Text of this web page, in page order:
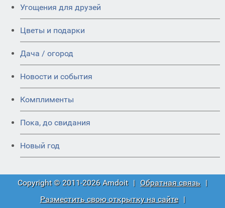
Угощения для друзей
Цветы и подарки
Дача / огород
Новости и события
Комплименты
Пока, до свидания
Новый год
Copyright © 2011-2026 Amdoit | Обратная связь |
Разместить свою открытку на сайте
|